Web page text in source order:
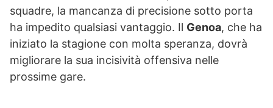
squadre, la mancanza di precisione sotto porta
ha impedito qualsiasi vantaggio. Il Genoa, che ha
iniziato la stagione con molta speranza, dovrà
migliorare la sua incisività offensiva nelle
prossime gare.